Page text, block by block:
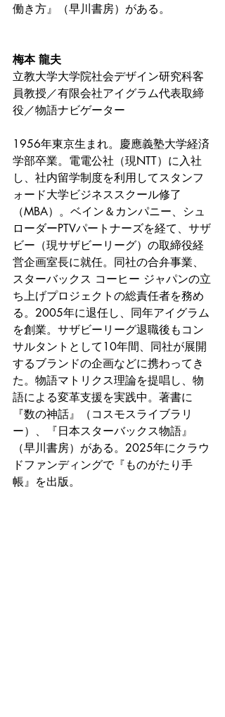
働き方』（早川書房）がある。
梅本 龍夫
立教大学大学院社会デザイン研究科客
員教授／有限会社アイグラム代表取締
役／物語ナビゲーター
1956年東京生まれ。慶應義塾大学経済
学部卒業。電電公社（現NTT）に入社
し、社内留学制度を利用してスタンフ
ォード大学ビジネススクール修了
（MBA）。ベイン＆カンパニー、シュ
ローダーPTVパートナーズを経て、サザ
ビー（現サザビーリーグ）の取締役経
営企画室長に就任。同社の合弁事業、
スターバックス コーヒー ジャパンの立
ち上げプロジェクトの総責任者を務め
る。2005年に退任し、同年アイグラム
を創業。サザビーリーグ退職後もコン
サルタントとして10年間、同社が展開
するブランドの企画などに携わってき
た。物語マトリクス理論を提唱し、物
語による変革支援を実践中。著書に
『数の神話』（コスモスライブラリ
ー）、『日本スターバックス物語』
（早川書房）がある。2025年にクラウ
ドファンディングで『ものがたり手
帳』を出版。